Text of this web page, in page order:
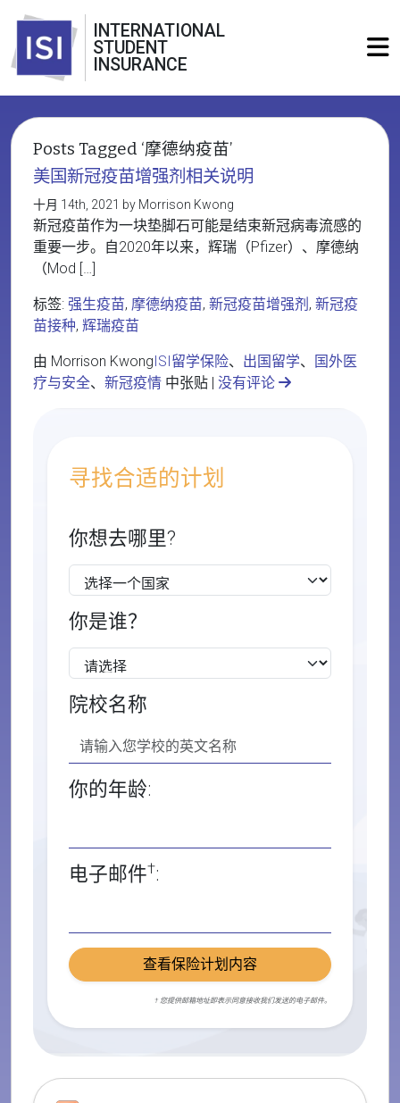
INTERNATIONAL
STUDENT
INSURANCE
Posts Tagged ‘摩德纳疫苗’
美国新冠疫苗增强剂相关说明
十月 14th, 2021 by Morrison Kwong
新冠疫苗作为一块垫脚石可能是结束新冠病毒流感的
重要一步。自2020年以来，辉瑞（Pfizer）、摩德纳
（Mod […]
标签: 强生疫苗, 摩德纳疫苗, 新冠疫苗增强剂 , 新冠疫
苗接种, 辉瑞疫苗
由 Morrison KwongISI留学保险、 出国留学、
国外医
疗与安全、 新冠疫情 中张贴 | 没有评论
寻找合适的计划
你想去哪里?
你是谁？
院校名称
你的年龄:
电子邮件†:
查看保险计划内容
† 您提供邮箱地址即表示同意接收我们发送的电子邮件。